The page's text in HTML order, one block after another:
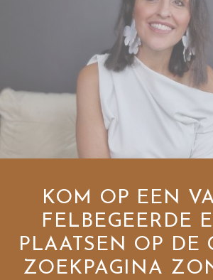
KOM OP EEN
FELBEGEERDE
PLAATSEN OP DE
ZOEKPAGINA